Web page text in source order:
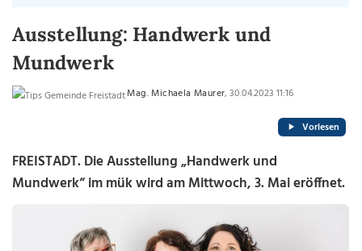
Ausstellung: Handwerk und
Mundwerk
Mag. Michaela Maurer, 30.04.2023 11:16
Vorlesen
FREISTADT. Die Ausstellung „Handwerk und
Mundwerk“ im mük wird am Mittwoch, 3. Mai eröffnet.